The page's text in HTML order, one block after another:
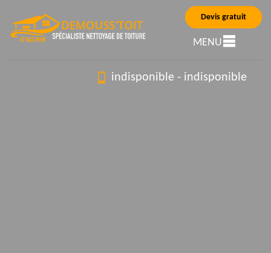
Devis gratuit
MENU
indisponible - indisponible